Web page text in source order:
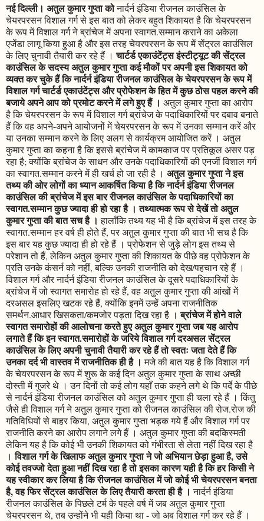
नई दिल्ली। अतुल कुमार गुप्ता कोनार्दर्न इंडिया रीजनल काउंसिल के
चेयरपरसन विशाल गर्ग से इस बात को लेकर बहुत शिकायत है कि चेयरपरसन
के रूप में विशाल गर्ग ने ब्रांचेज में अपना स्वागत.सम्मान कराने का अकेला
एजेंडा लागू किया हुआ है और इस तरह चेयरपरसन के रूप में सेंट्रल काउंसिल
के लिए चुनावी तैयारी कर रहे हैं ।चार्टर्ड एकाउंटेंट्स इंस्टीट्यूट की सेंट्रल
काउंसिल के सदस्य अतुल कुमार गुप्ता कई मौकों पर अपनी इस शिकायत को
व्यक्त कर चुके हैं कि नार्दर्न इंडिया रीजनल काउंसिल के चेयरपरसन के रूप में
विशाल गर्ग चार्टर्ड एकाउंटेंट्स और प्रोफेशन के हित में कुछ ठोस पहल करने की
बजाये अपने आप को प्रमोट करने में लगे हुए हैं । अतुल कुमार गुप्ता का आरोप
है कि चेयरपरसन के रूप में विशाल गर्ग ब्रांचेज के पदाधिकारियों पर दबाव बनाते
हैं कि वह अपने-अपने आयोजनों में चेयरपरसन के रूप में उनका सम्मान करें और
या उनका सम्मान करने के लिए अलग से कार्यक्रम आयोजित करें । अतुल
कुमार गुप्ता का कहना है कि इससे ब्रांचेज में कामकाज पर प्रतिकूल असर पड़
रहा है; क्योंकि ब्रांचेज के साधन और उनके पदाधिकारियों की एनर्जी विशाल गर्ग
का स्वागत.सम्मान करने में ही खर्च हो जा रही है । अतुल कुमार गुप्ता ने इस
तथ्य की ओर लोगों का ध्यान आकर्षित किया है कि नार्दर्न इंडिया रीजनल
काउंसिल की ब्रांचेज में इस बार रीजनल काउंसिल के पदाधिकारियों का
स्वागत.सम्मान कुछ ज्यादा ही हो रहा है । तथ्यात्मक रूप से देखें तो अतुल
कुमार गुप्ता की बात सच है । हालाँकि तथ्य यह भी है कि ब्रांचेज में इस तरह के
स्वागत.सम्मान हर वर्ष ही होते हैं, पर अतुल कुमार गुप्ता की बात भी सच है कि
इस बार यह कुछ ज्यादा ही हो रहे हैं । प्रोफेशन से जुड़े लोग इस तथ्य से
परेशान तो हैं, लेकिन अतुल कुमार गुप्ता की शिकायत के पीछे वह प्रोफेशन के
प्रति उनके कंसर्न को नहीं, बल्कि उनकी राजनीति को देख/पहचान रहे हैं ।
विशाल गर्ग और नार्दर्न इंडिया रीजनल काउंसिल के दूसरे पदाधिकारियों के
ब्रांचेज में जो स्वागत समारोह हो रहे हैं, वह अतुल कुमार गुप्ता की आंखों में
दरअसल इसलिए खटक रहे हैं, क्योंकि इनमें उन्हें अपना राजनीतिक
समर्थन.आधार खिसकता/कमजोर पड़ता दिख रहा है ।ब्रांचेज में होने वाले
स्वागत समारोहों की आलोचना करते हुए अतुल कुमार गुप्ता जब यह आरोप
लगाते हैं कि इन स्वागत.समारोहों के जरिये विशाल गर्ग दरअसल सेंट्रल
काउंसिल के लिए अपनी चुनावी तैयारी कर रहे हैं तो स्वतः जता देते हैं कि
उनका दर्द भी वास्तव में राजनीतिक ही है । मजे की बात यह है कि विशाल गर्ग
के चेयरपरसन के रूप में शुरू के कई दिन अतुल कुमार गुप्ता के साथ अच्छी
दोस्ती में गुजरे थे । उन दिनों तो कई लोग यहाँ तक कहने लगे थे कि पर्दे के पीछे
से नार्दर्न इंडिया रीजनल काउंसिल को अतुल कुमार गुप्ता ही चला रहे हैं । किंतु
जैसे ही विशाल गर्ग ने अतुल कुमार गुप्ता को रीजनल काउंसिल की रोज.रोज की
गतिविधियों से बाहर किया, अतुल कुमार गुप्ता भड़क गये हैं और विशाल गर्ग पर
राजनीति करने का आरोप लगाने लगे हैं । अतुल कुमार गुप्ता की बदकिस्मती
लेकिन यह है कि कोई भी उनकी शिकायत को गंभीरता से लेता नहीं दिख रहा है
।विशाल गर्ग के खिलाफ अतुल कुमार गुप्ता ने जो अभियान छेड़ा हुआ है, उसे
कोई तवज्जो देता हुआ नहीं दिख रहा है तो इसका कारण यही है कि हर किसी ने
यह स्वीकार कर लिया है कि रीजनल काउंसिल में जो कोई भी चेयरपरसन बनता
है, वह फिर सेंट्रल काउंसिल के लिए तैयारी करता ही है । नार्दर्न इंडिया
रीजनल काउंसिल के पिछले टर्म के पहले वर्ष में जब अतुल कुमार गुप्ता
चेयरपरसन थे, तब उन्होंने भी यही किया था - जो अब विशाल गर्ग कर रहे हैं ।